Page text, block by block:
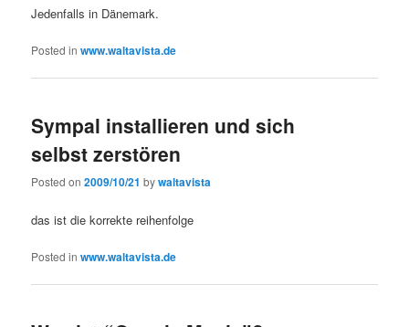
Jedenfalls in Dänemark.
Posted in www.waltavista.de
Sympal installieren und sich
selbst zerstören
Posted on2009/10/21 bywaltavista
das ist die korrekte reihenfolge
Posted in www.waltavista.de